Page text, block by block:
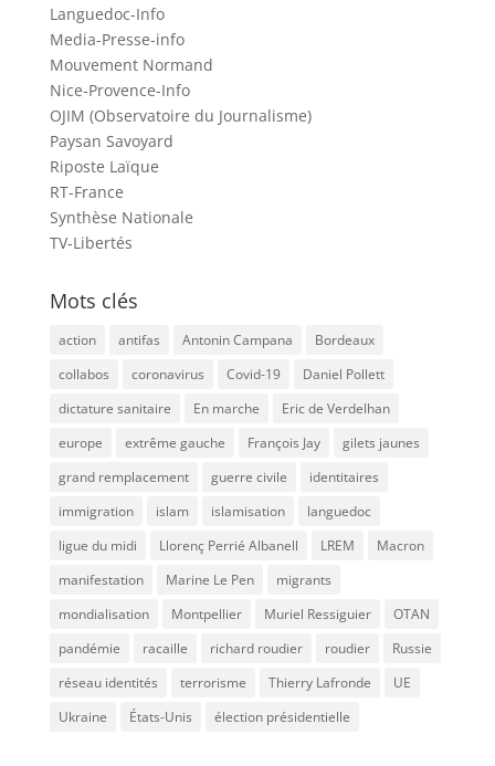
Languedoc-Info
Media-Presse-info
Mouvement Normand
Nice-Provence-Info
OJIM (Observatoire du Journalisme)
Paysan Savoyard
Riposte Laïque
RT-France
Synthèse Nationale
TV-Libertés
Mots clés
action antifas Antonin Campana
Bordeaux
collabos
coronavirus Covid-19
Daniel Pollett
dictature sanitaire
En marche
Eric de Verdelhan
europe
extrême gauche François Jay
gilets jaunes
grand remplacement
guerre civile
identitaires
immigration
islam islamisation
languedoc
ligue du midi
Llorenç Perrié Albanell LREM
Macron
manifestation
Marine Le Pen
migrants
mondialisation
Montpellier Muriel Ressiguier
OTAN
pandémie
racaille richard roudier roudier
Russie
réseau identités
terrorisme Thierry Lafronde
UE
Ukraine
États-Unis élection présidentielle